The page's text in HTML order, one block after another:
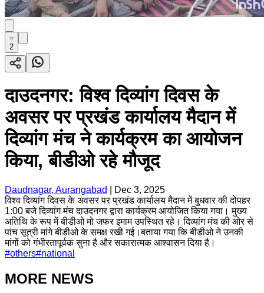
2
दाउदनगर: विश्व दिव्यांग दिवस के
अवसर पर प्रखंड कार्यालय मैदान में
दिव्यांग मंच ने कार्यक्रम का आयोजन
किया, बीडीओ रहे मौजूद
Daudnagar, Aurangabad
Dec 3, 2025
विश्व दिव्यांग दिवस के अवसर पर प्रखंड कार्यालय मैदान में बुधवार की दोपहर
1:00 बजे दिव्यांग मंच दाउदनगर द्वारा कार्यक्रम आयोजित किया गया। मुख्य
अतिथि के रूप में बीडीओ मो जफर इमाम उपस्थित रहे। दिव्यांग मंच की ओर से
पांच सूत्री मांगे बीडीओ के समक्ष रखी गई।बताया गया कि बीडीओ ने उनकी
मांगों को गंभीरतापूर्वक सुना है और सकारात्मक आश्वासन दिया है।
#others#national
MORE NEWS